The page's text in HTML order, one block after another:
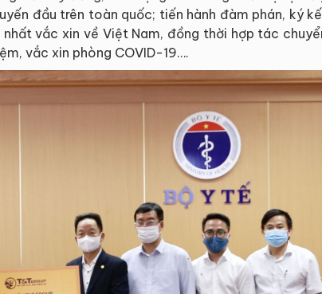
đầu trên toàn quốc; tiến hành đàm phán, ký
vắc xin về Việt Nam, đồng thời hợp tác
vắc xin phòng COVID-19….